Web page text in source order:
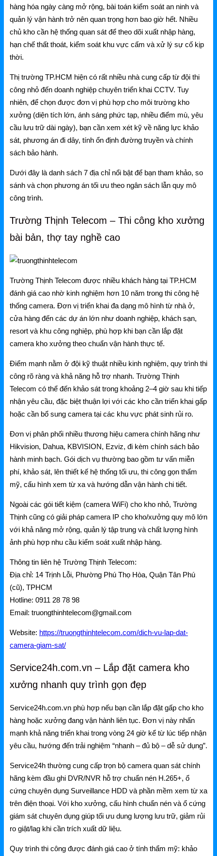
NetMax Router
NetMax Switch
NetMax WiFi
Huawei
Huawei Router WiFi
Huawei WiFi 4G/5G
Mercusys
Mercusys Router WiFi
Mercusys Switch
Mercusys 4G
Linksys
Linksys Router WiFi
Linksys Switch
Linksys WiFi
Phụ kiện Linksys
H3C
Switch
Home Router WiFi
EnGenius
EnGenius Router
EnGenius WiFi
EnGenius Controller
Ruijie
Ruijie Switch
Ruijie WiFi
Phụ kiện Ruijie
Ruijie Firewall
Ruijie PTP/PTMP
Grandstream
Grandstream Router
Grandstream Switch
Grandstream WiFi
Grandstream Tổng Đài
hàng hóa ngày càng mở rộng, bài toán kiểm soát an ninh và
quản lý vận hành trở nên quan trọng hơn bao giờ hết. Nhiều
chủ kho cần hệ thống quan sát để theo dõi xuất nhập hàng,
hạn chế thất thoát, kiểm soát khu vực cấm và xử lý sự cố kịp
thời.
Thị trường TP.HCM hiện có rất nhiều nhà cung cấp từ đội thi
công nhỏ đến doanh nghiệp chuyên triển khai CCTV. Tuy
nhiên, để chọn được đơn vị phù hợp cho môi trường kho
xưởng (diện tích lớn, ánh sáng phức tạp, nhiều điểm mù, yêu
cầu lưu trữ dài ngày), bạn cần xem xét kỹ về năng lực khảo
sát, phương án đi dây, tính ổn định đường truyền và chính
sách bảo hành.
Dưới đây là danh sách 7 địa chỉ nổi bật để bạn tham khảo, so
sánh và chọn phương án tối ưu theo ngân sách lẫn quy mô
công trình.
Trường Thịnh Telecom – Thi công kho xưởng
bài bản, thợ tay nghề cao
Trường Thịnh Telecom được nhiều khách hàng tại TP.HCM
đánh giá cao nhờ kinh nghiệm hơn 10 năm trong thi công hệ
thống camera. Đơn vị triển khai đa dạng mô hình từ nhà ở,
cửa hàng đến các dự án lớn như doanh nghiệp, khách sạn,
resort và khu công nghiệp, phù hợp khi bạn cần lắp đặt
camera kho xưởng theo chuẩn vận hành thực tế.
Điểm mạnh nằm ở đội kỹ thuật nhiều kinh nghiệm, quy trình thi
công rõ ràng và khả năng hỗ trợ nhanh. Trường Thịnh
Telecom có thể đến khảo sát trong khoảng 2–4 giờ sau khi tiếp
nhận yêu cầu, đặc biệt thuận lợi với các kho cần triển khai gấp
hoặc cần bổ sung camera tại các khu vực phát sinh rủi ro.
Đơn vị phân phối nhiều thương hiệu camera chính hãng như
Hikvision, Dahua, KBVISION, Ezviz, đi kèm chính sách bảo
hành minh bạch. Gói dịch vụ thường bao gồm tư vấn miễn
phí, khảo sát, lên thiết kế hệ thống tối ưu, thi công gọn thẩm
mỹ, cấu hình xem từ xa và hướng dẫn vận hành chi tiết.
Ngoài các gói tiết kiệm (camera WiFi) cho kho nhỏ, Trường
Thịnh cũng có giải pháp camera IP cho kho/xưởng quy mô lớn
với khả năng mở rộng, quản lý tập trung và chất lượng hình
ảnh phù hợp nhu cầu kiểm soát xuất nhập hàng.
Thông tin liên hệ Trường Thịnh Telecom:
Địa chỉ: 14 Trịnh Lỗi, Phường Phú Thọ Hòa, Quận Tân Phú
(cũ), TPHCM
Hotline: 0911 28 78 98
Email: truongthinhtelecom@gmail.com
Website: https://truongthinhtelecom.com/dich-vu-lap-dat-
camera-giam-sat/
Service24h.com.vn – Lắp đặt camera kho
xưởng nhanh quy trình gọn đẹp
Service24h.com.vn phù hợp nếu bạn cần lắp đặt gấp cho kho
hàng hoặc xưởng đang vận hành liên tục. Đơn vị này nhấn
mạnh khả năng triển khai trong vòng 24 giờ kể từ lúc tiếp nhận
yêu cầu, hướng đến trải nghiệm “nhanh – đủ bộ – dễ sử dụng”.
Service24h thường cung cấp trọn bộ camera quan sát chính
hãng kèm đầu ghi DVR/NVR hỗ trợ chuẩn nén H.265+, ổ
cứng chuyên dụng Surveillance HDD và phần mềm xem từ xa
trên điện thoại. Với kho xưởng, cấu hình chuẩn nén và ổ cứng
giám sát chuyên dụng giúp tối ưu dung lượng lưu trữ, giảm rủi
ro giật/lag khi cần trích xuất dữ liệu.
Quy trình thi công được đánh giá cao ở tính thẩm mỹ: khảo